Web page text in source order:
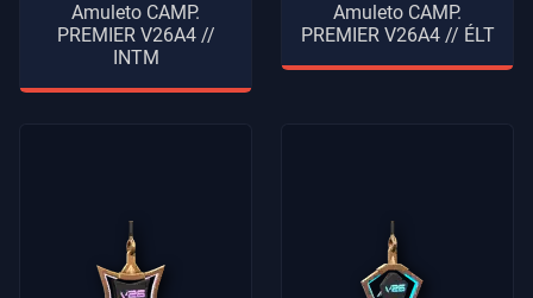
Amuleto CAMP.
PREMIER V26A4 //
INTM
Amuleto CAMP.
PREMIER V26A4 // ÉLT